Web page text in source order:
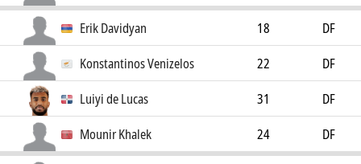
Erik Davidyan 18
DF
Konstantinos Venizelos
22
DF
Luiyi de Lucas
31
DF
Mounir Khalek
24 DF